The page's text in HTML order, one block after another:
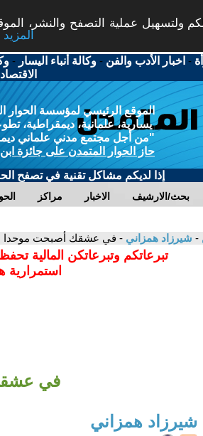
ولتسهيل عملية التصفح والنشر،
More info - المزيد
- اخبار الأدب والفن -وكالة أنباء اليسار -
الاقتصاد
الموقع الرئيسي لمؤسسة الحوار
يسارية، علمانية، ديمقراطية،
"من أجل مجتمع مدني علماني
حاز الحوار المتمدن على جائزة
إذا لديكم مشاكل تقنية في تصفح
مراكز الاخبار بحث/الارشيف
- شيرزاد همزاني - في عشقك أصبحت موحدا
تبرعاتكم وتبرعاتكن المالية
استمرارية
في
شيرزاد همزاني